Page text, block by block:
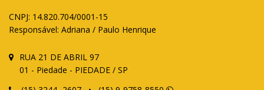
CNPJ: 14.820.704/0001-15
Responsável: Adriana / Paulo Henrique
RUA 21 DE ABRIL 97
01 - Piedade - PIEDADE / SP